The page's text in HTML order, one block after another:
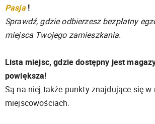
Pasja!
Sprawdź, gdzie odbierzesz bezpłatny
miejsca Twojego zamieszkania.
Lista miejsc, gdzie dostępny jest
powiększa!
Są na niej także punkty znajdujące się w
miejscowościach.